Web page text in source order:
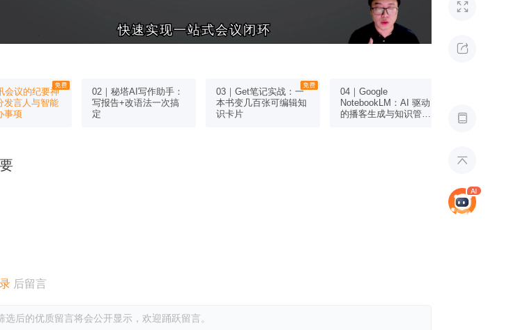




快速实现一站式会议闭环
快速实现一站式会议闭环
会议的纪要神
发言人与智能
事项
02｜秘塔AI写作助手：
写报告+改语法一次搞
定
03｜Get笔记实战：一
本书变几百张可编辑知
识卡片
04｜Google
NotebookLM：AI 驱动
的播客生成与知识管理
后留言